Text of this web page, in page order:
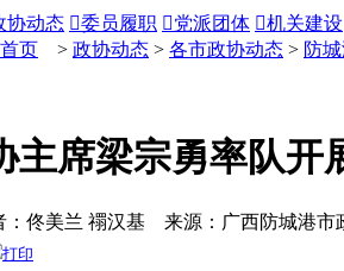
协动态 委员履职 党派团体 机关建设
页 > 政协动态 > 各市政协动态 > 防
主席梁宗勇率队
：佟美兰 禤汉基 来源：广西防城港市
打印